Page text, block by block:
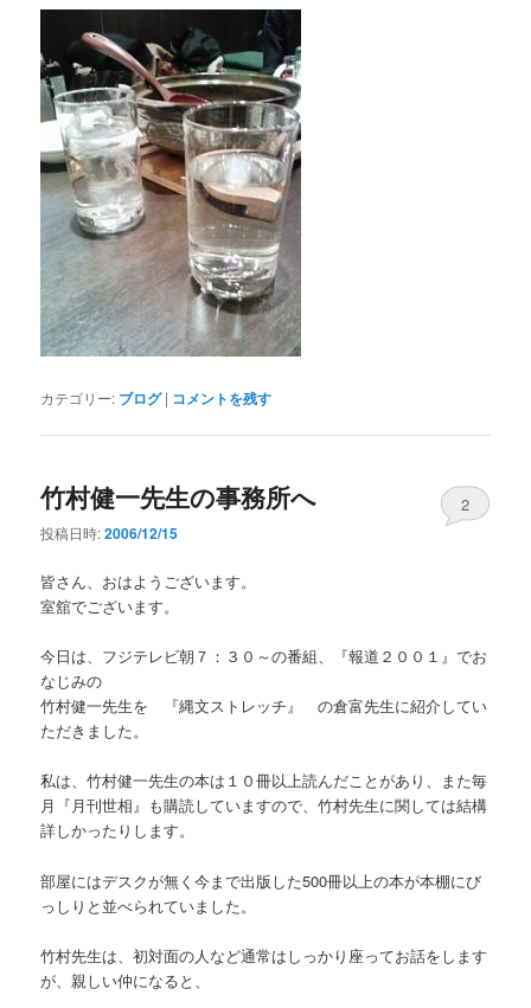
カテゴリー: ブログ | コメントを残す
竹村健一先生の事務所へ
投稿日時:2006/12/15
2
皆さん、おはようございます。
室舘でございます。
今日は、フジテレビ朝７：３０～の番組、『報道２００１』でお
なじみの
竹村健一先生を 『縄文ストレッチ』 の倉富先生に紹介してい
ただきました。
私は、竹村健一先生の本は１０冊以上読んだことがあり、また毎
月『月刊世相』も購読していますので、竹村先生に関しては結構
詳しかったりします。
部屋にはデスクが無く今まで出版した500冊以上の本が本棚にび
っしりと並べられていました。
竹村先生は、初対面の人など通常はしっかり座ってお話をします
が、親しい仲になると、